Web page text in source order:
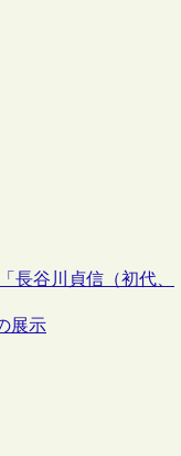
長谷川貞信（初代、
展示